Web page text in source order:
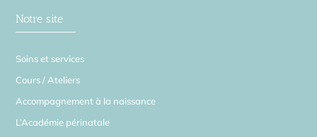
Notre site
Soins et services
Cours / Ateliers
Accompagnement à la naissance
L’Académie périnatale